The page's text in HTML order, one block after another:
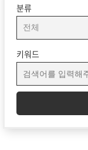
분류
키워드